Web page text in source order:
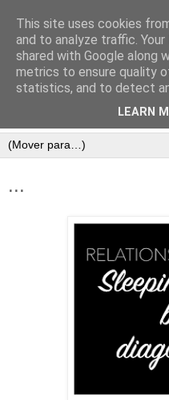
...
This site uses cookies
and to analyze traffic.
shared with Google along
metrics to ensure quality
statistics, and to detect
LEARN